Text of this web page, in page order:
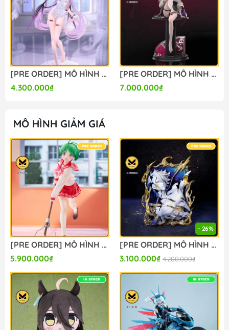
[PRE ORDER] MÔ HÌNH Original - Eve - 1/6 - Agape ver. (Omaha) FIGURE CHÍNH HÃNG
4.300.000₫
[PRE ORDER] MÔ HÌNH Onikata Kayoko - Blue Archive - (FWS Studio) FIGURE CHÍNH HÃNG
7.000.000₫
MÔ HÌNH GIẢM GIÁ
[PRE ORDER] MÔ HÌNH To Heart - HMX-12 Multi - 1/7 (Claynel) FIGURE CHÍNH HÃNG
5.900.000₫
- 26%
[PRE ORDER] MÔ HÌNH Phainon - Honkai: Star Rail - Diorama Series - Thus Burns the Dawn Ver. (Myethos) FIGURE CHÍNH HÃNG
3.100.000₫ 4.200.000₫